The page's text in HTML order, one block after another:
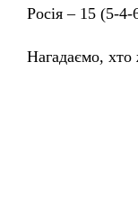
Росія – 15 (5-
Нагадаємо, хто